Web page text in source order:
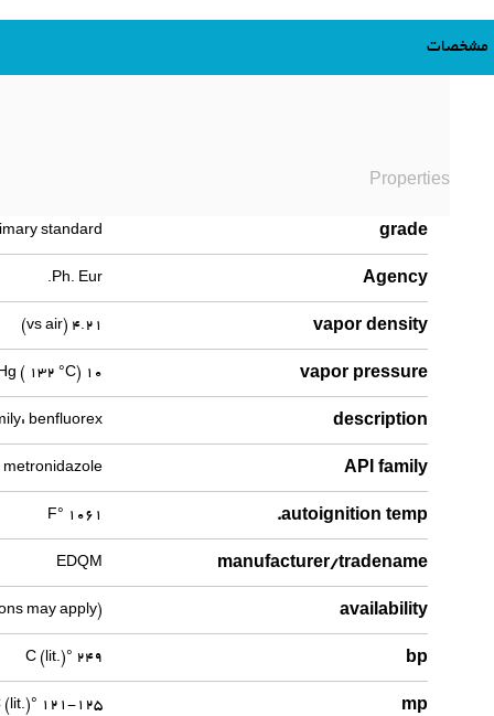
مشخصات
Properties
grade
standard
Agency
Ph. Eur.
vapor density
4.21 (vs air)
vapor pressure
10 mmHg ( 132 °C)
description
benfluorex
API family
metronidazole
autoignition temp.
1061 °F
manufacturer/tradename
EDQM
availability
may apply)
bp
249 °C (lit.)
mp
121-125 °C (lit.)